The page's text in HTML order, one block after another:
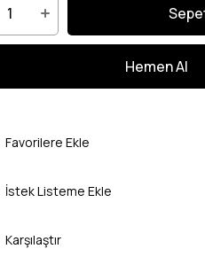
Favorilere Ekle
İstek Listeme Ekle
Karşılaştır